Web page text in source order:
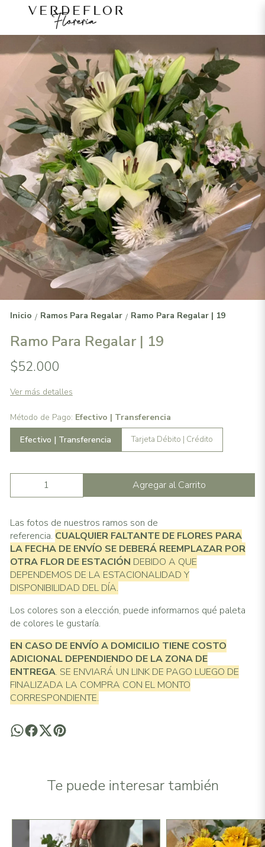
Inicio / Ramos Para Regalar / Ramo Para Regalar | 19
Ramo Para Regalar | 19
$52.000
Ver más detalles
Método de Pago: Efectivo | Transferencia
Efectivo | Transferencia
Tarjeta Débito | Crédito
Agregar al Carrito
Las fotos de nuestros ramos son de
referencia. CUALQUIER FALTANTE DE FLORES PARA
LA FECHA DE ENVÍO SE DEBERÁ REEMPLAZAR POR
OTRA FLOR DE ESTACIÓN DEBIDO A QUE
DEPENDEMOS DE LA ESTACIONALIDAD Y
DISPONIBILIDAD DEL DÍA.
Los colores son a elección, puede informarnos qué paleta
de colores le gustaría.
EN CASO DE ENVÍO A DOMICILIO TIENE COSTO
ADICIONAL DEPENDIENDO DE LA ZONA DE
ENTREGA. SE ENVIARÁ UN LINK DE PAGO LUEGO DE
FINALIZADA LA COMPRA CON EL MONTO
CORRESPONDIENTE.
Te puede interesar también